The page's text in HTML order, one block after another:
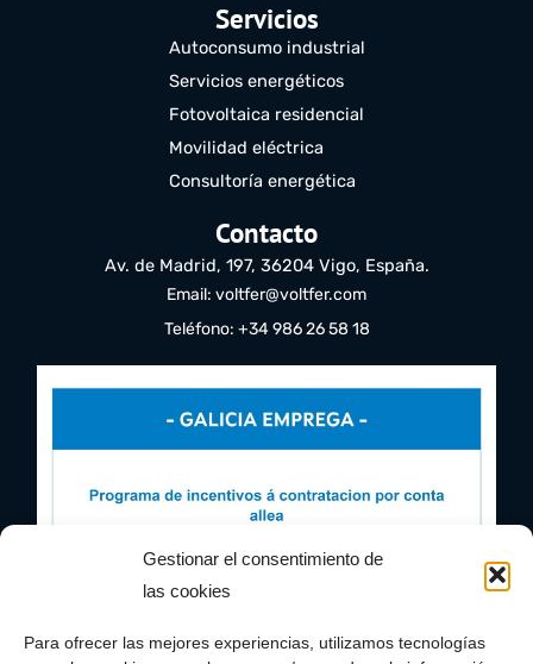
Gestionar el consentimiento de
las cookies
Para ofrecer las mejores experiencias, utilizamos tecnologías
Servicios
Autoconsumo industrial
Servicios energéticos
Fotovoltaica residencial
Movilidad eléctrica
Consultoría energética
Contacto
Av. de Madrid, 197, 36204 Vigo, España.
Email: voltfer@voltfer.com
Teléfono: +34 986 26 58 18